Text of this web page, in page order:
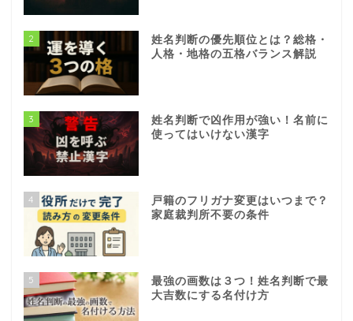
2
姓名判断の優先順位とは？総格・
人格・地格の五格バランス解説
3
姓名判断で凶作用が強い！名前に
使ってはいけない漢字
4
戸籍のフリガナ変更はいつまで？
家庭裁判所不要の条件
5
最強の画数は３つ！姓名判断で最
大吉数にする名付け方